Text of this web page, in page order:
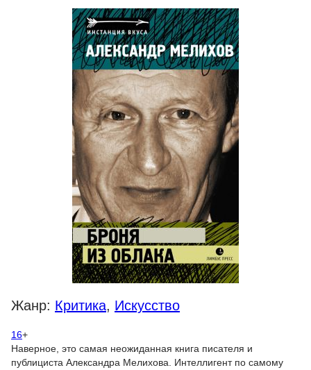
Жанр: Критика, Искусство
16+
Наверное, это самая неожиданная книга писателя и
публициста Александра Мелихова. Интеллигент по самому